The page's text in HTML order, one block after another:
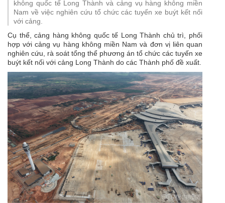
không quốc tế Long Thành và cảng vụ hàng không miền
Nam về việc nghiên cứu tổ chức các tuyến xe buýt kết nối
với cảng.
Cụ thể, cảng hàng không quốc tế Long Thành chủ trì, phối
hợp với cảng vụ hàng không miền Nam và đơn vị liên quan
nghiên cứu, rà soát tổng thể phương án tổ chức các tuyến xe
buýt kết nối với cảng Long Thành do các Thành phố đề xuất.